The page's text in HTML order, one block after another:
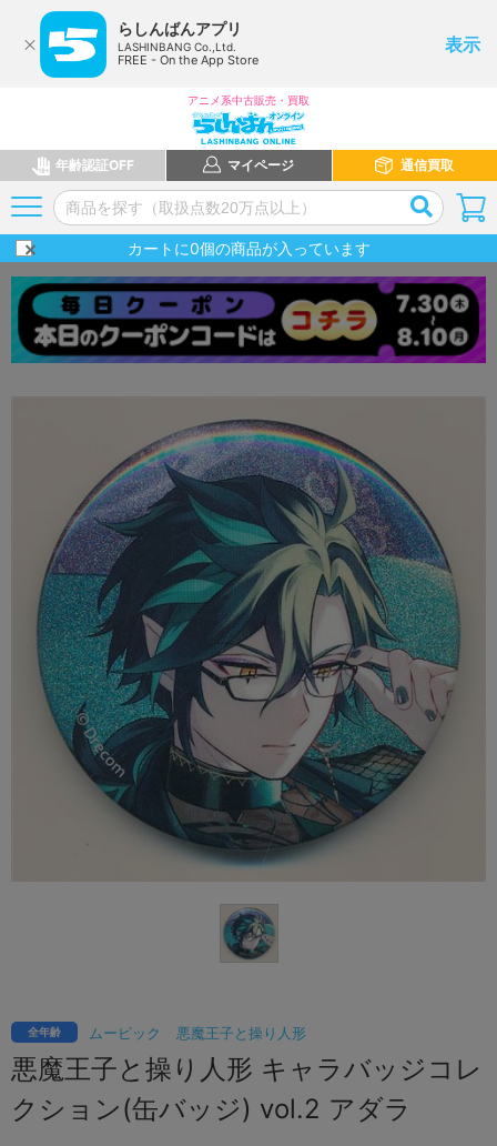
らしんばんアプリ
LASHINBANG Co.,Ltd.
FREE - On the App Store
表示
アニメ系中古販売・買取
年齢認証OFF マイページ 通信買取
カートに0個の商品が入っています
ムービック 悪魔王子と操り人形
全年齢
悪魔王子と操り人形 キャラバッジコレ
クション(缶バッジ) vol.2 アダラ